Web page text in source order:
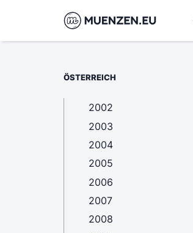
ÖSTERREICH
2002
2003
2004
2005
2006
2007
2008